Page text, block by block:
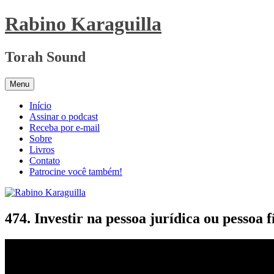
Pular
para
conteúdo
Rabino Karaguilla
Torah Sound
Menu
Início
Assinar o podcast
Receba por e-mail
Sobre
Livros
Contato
Patrocine você também!
474. Investir na pessoa jurídica ou pessoa